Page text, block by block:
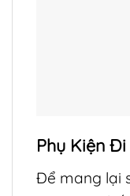
Phụ Kiện
Để mang lại